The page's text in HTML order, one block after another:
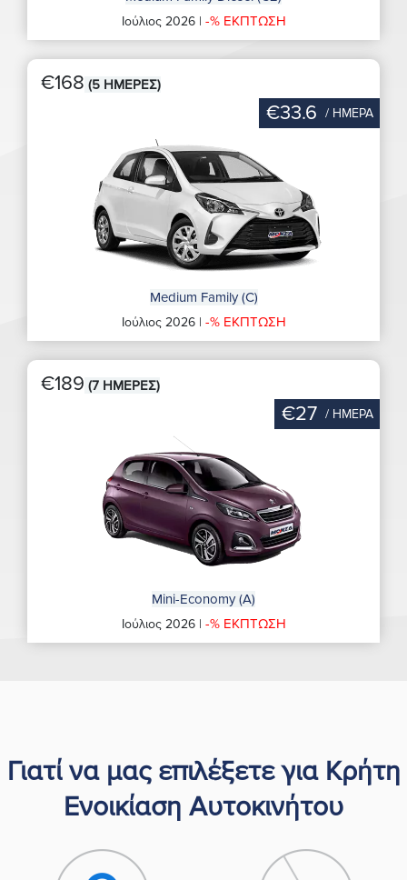
Ιούλιος 2026 | -% ΕΚΠΤΩΣΗ
€168 (5 ΗΜΕΡΕΣ)
€33.6 / ΗΜΕΡΑ
Medium Family (C)
Ιούλιος 2026 | -% ΕΚΠΤΩΣΗ
€189 (7 ΗΜΕΡΕΣ)
€27 / ΗΜΕΡΑ
Mini-Economy (A)
Ιούλιος 2026 | -% ΕΚΠΤΩΣΗ
Γιατί να μας επιλέξετε για Κρήτη
Ενοικίαση Αυτοκινήτου